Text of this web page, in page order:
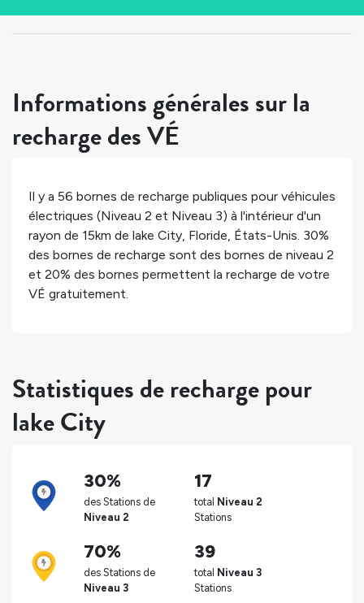
Informations générales sur la
recharge des VÉ
Il y a 56 bornes de recharge publiques pour véhicules
électriques (Niveau 2 et Niveau 3) à l'intérieur d'un
rayon de 15km de lake City, Floride, États-Unis. 30%
des bornes de recharge sont des bornes de niveau 2
et 20% des bornes permettent la recharge de votre
VÉ gratuitement.
Statistiques de recharge pour
lake City
30%
des Stations de
Niveau 2
17
total Niveau 2
Stations
70%
des Stations de
Niveau 3
39
total Niveau 3
Stations